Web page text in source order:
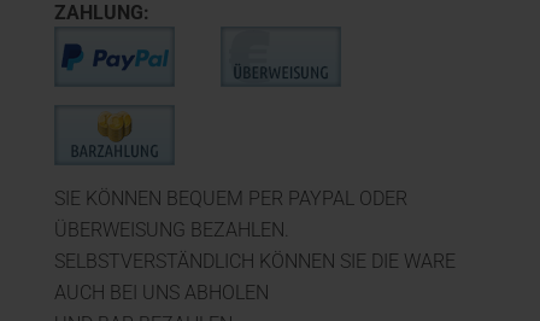
ZAHLUNG:
SIE KÖNNEN BEQUEM PER PAYPAL ODER
ÜBERWEISUNG BEZAHLEN.
SELBSTVERSTÄNDLICH KÖNNEN SIE DIE WARE
AUCH BEI UNS ABHOLEN